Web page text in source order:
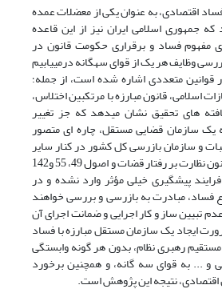
اقتصادی، به عنوان یکی از معضلات عمده
جمهوری اسلامی ایران نیز از این قاعده
مفهوم فساد و برقراری حکومت قانون در
وظایف هر یک از قوای سهگانه درمییابیم
متعددی اشاره شده است، از جمله؛
اسلامی، قانون مبارزه با مرتکبین اختلاس،
های تحقیق نشان میدهد که جز تغییر
یک سازمان قضایی مستقل، چاره ای متصور
و سازمان بازرسی کل کشور در کنار سایر
بازوان نظارتی، از قیبل قانون نظارت بر رفتار قضات و اصول 49، 55 و142
پیشگیری خیلی مؤثر وارد نشده و در
فساد، مبادرت به بازرسی و بررسی خواهند
تبیین ساز و کار اجرایی و ضمانت اجرای آن
ایجاد یک سازمان مستقل مبارزه با فساد
رهبری نظام، بدون هر گونه وابستگی
و ... به قوای سه گانه، و همچنین برخورد
نتیجه این پژوهش است.